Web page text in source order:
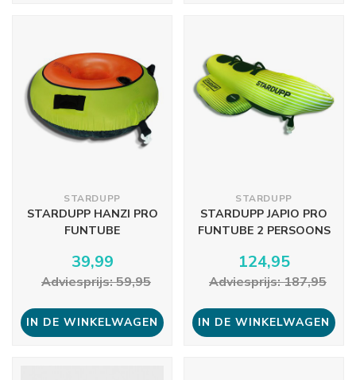
STARDUPP
STARDUPP HANZI PRO
FUNTUBE
39,99
Adviesprijs: 59,95
IN DE WINKELWAGEN
STARDUPP
STARDUPP JAPIO PRO
FUNTUBE 2 PERSOONS
124,95
Adviesprijs: 187,95
IN DE WINKELWAGEN